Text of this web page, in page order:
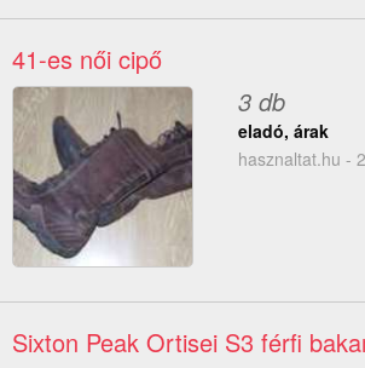
41-es női cipő
3 db
eladó, árak
hasznaltat.hu -
Sixton Peak Ortisei S3 férfi